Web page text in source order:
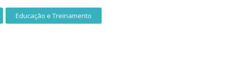
Educação e Treinamento